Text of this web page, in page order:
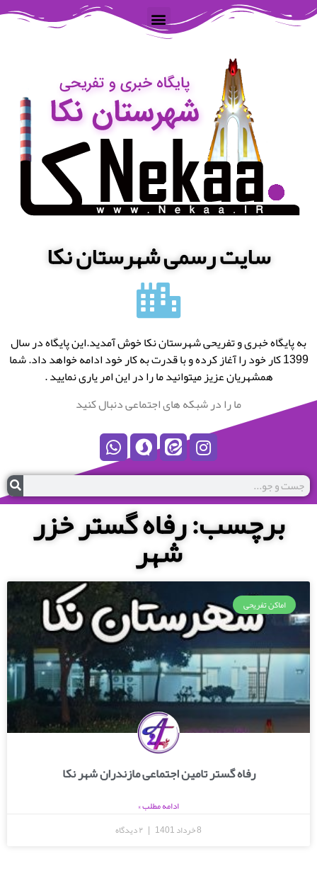
سایت رسمی شهرستان نکا
به پایگاه خبری و تفریحی شهرستان نکا خوش آمدید.این پایگاه در سال
1399 کار خود را آغاز کرده و با قدرت به کار خود ادامه خواهد داد. شما
همشهریان عزیز میتوانید ما را در این امر یاری نمایید .
ما را در شبکه های اجتماعی دنبال کنید
برچسب: رفاه گستر خزر
شهر
اماکن تفریحی
رفاه گستر تامین اجتماعی مازندران شهر نکا
ادامه مطلب »
8 خرداد 1401